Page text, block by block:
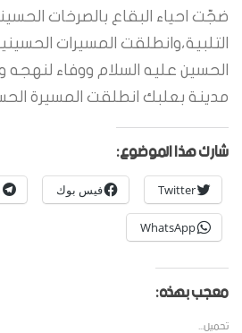
ضجّت احياء البقاع بالصرخات
التلبية،وانطلقت المسيرات
الحسين عليه السلام ووفاء
مدينة بعلبك انطلقت المسيرة
شارك هذا الموضوع:
Twitter فيس بوك
WhatsApp
معجب بهذه:
تحميل...